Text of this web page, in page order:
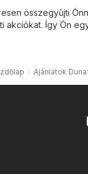
összegyűjti
akciókat. Így Ön
Ajánlatok